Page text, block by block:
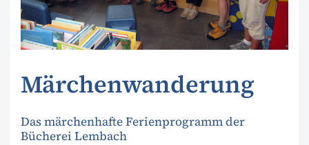
Märchenwanderung
Das märchenhafte Ferienprogramm der
Bücherei Lembach